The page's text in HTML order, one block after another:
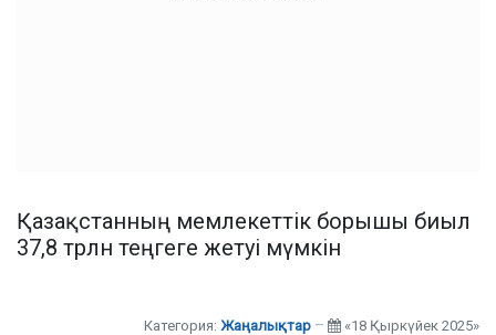
Қазақстанның мемлекеттік борышы биыл
37,8 трлн теңгеге жетуі мүмкін
Категория: Жаңалықтар «18 Қыркүйек 2025»